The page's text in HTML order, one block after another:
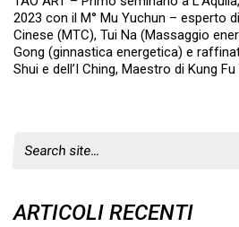
2023 con il M° Mu Yuchun – esperto
Cinese (MTC), Tui Na (Massaggio
Gong (ginnastica energetica) e
Shui e dell’I Ching, Maestro di Kung
for:
ARTICOLI RECENTI